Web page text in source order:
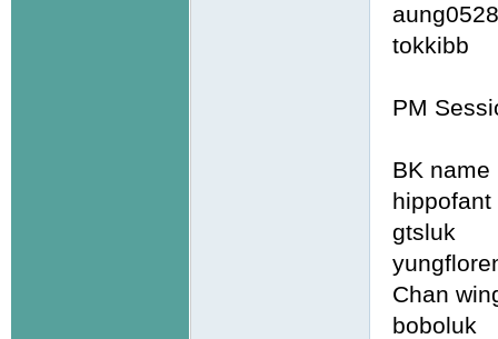
PM
BK
Chan